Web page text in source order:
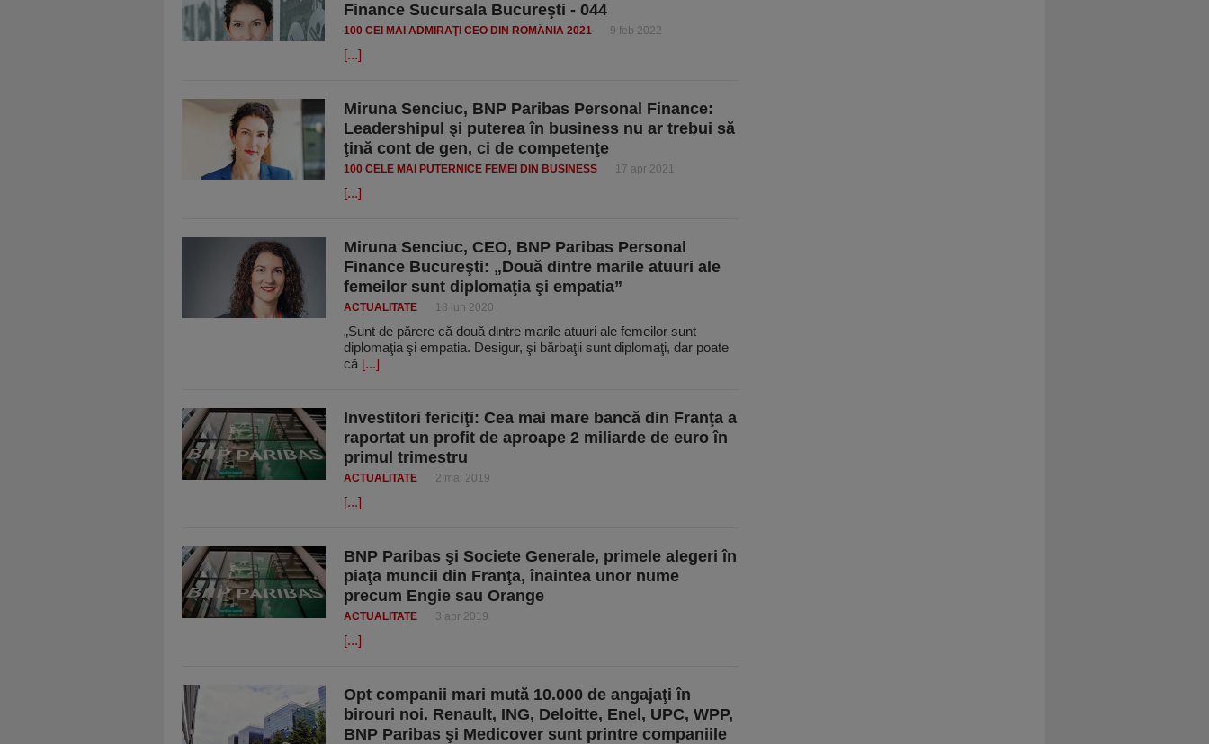
Finance Sucursala Bucureşti - 044
100 CEI MAI ADMIRAŢI CEO DIN ROMÂNIA 2021 9 feb 2022
[...]
Miruna Senciuc, BNP Paribas Personal Finance:
Leadershipul şi puterea în business nu ar trebui să
ţină cont de gen, ci de competenţe
100 CELE MAI PUTERNICE FEMEI DIN BUSINESS 17 apr 2021
[...]
Miruna Senciuc, CEO, BNP Paribas Personal
Finance Bucureşti: „Două dintre marile atuuri ale
femeilor sunt diplomaţia şi empatia”
ACTUALITATE 18 iun 2020
„Sunt de părere că două dintre marile atuuri ale femeilor sunt
diplomaţia şi empatia. Desigur, şi bărbaţii sunt diplomaţi, dar poate
că [...]
Investitori fericiţi: Cea mai mare bancă din Franţa a
raportat un profit de aproape 2 miliarde de euro în
primul trimestru
ACTUALITATE 2 mai 2019
[...]
BNP Paribas şi Societe Generale, primele alegeri în
piaţa muncii din Franţa, înaintea unor nume
precum Engie sau Orange
ACTUALITATE 3 apr 2019
[...]
Opt companii mari mută 10.000 de angajaţi în
birouri noi. Renault, ING, Deloitte, Enel, UPC, WPP,
BNP Paribas şi Medicover sunt printre companiile